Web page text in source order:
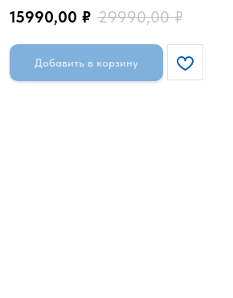
15990,00 ₽ 29990,00 ₽
Добавить в корзину